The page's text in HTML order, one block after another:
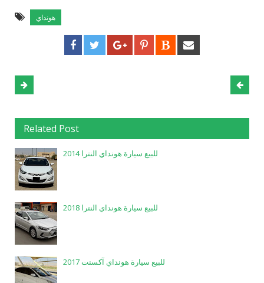
هونداي
Related Post
للبيع سيارة هونداي النترا 2014
للبيع سيارة هونداي النترا 2018
للبيع سيارة هونداي آكسنت 2017